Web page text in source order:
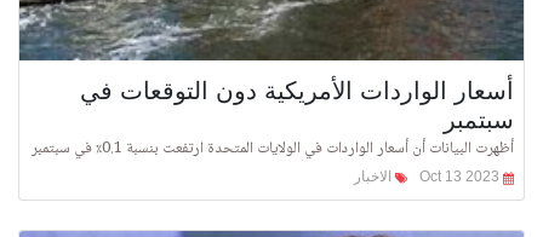
أسعار الواردات الأمريكية دون التوقعات في
سبتمبر
أظهرت البيانات أن أسعار الواردات في الولايات المتحدة ارتفعت بنسبة 0.1٪ في سبتمبر
الاخبار